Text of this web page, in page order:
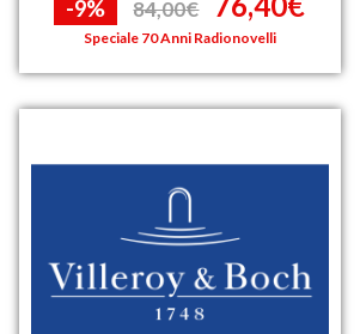
-9% 84,00€
Speciale 70 Anni Radionovelli